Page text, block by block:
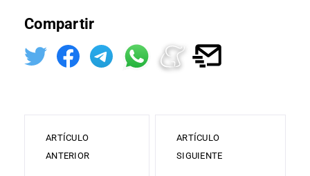
Compartir
ARTÍCULO
ANTERIOR
ARTÍCULO
SIGUIENTE